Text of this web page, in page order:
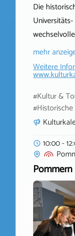
Die
mehr
Weitere
#Kultur &
10:00 -